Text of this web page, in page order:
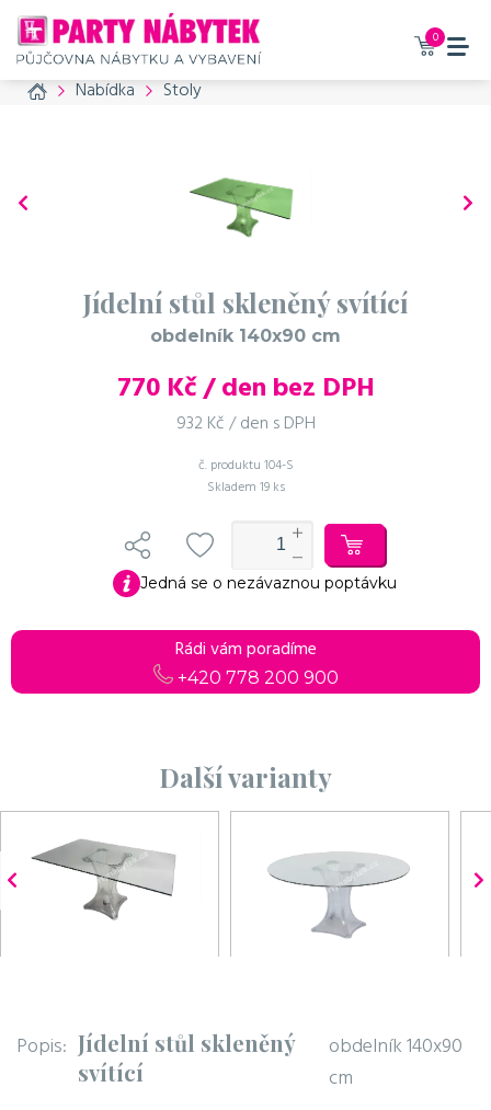
0
Home Nabídka Stoly
Jídelní stůl skleněný svítící
obdelník 140x90 cm
770Kč / den bez DPH
932 Kč / den s DPH
č. produktu 104-S
Skladem 19 ks
Jedná se o nezávaznou poptávku
Rádi vám poradíme
+420 778 200 900
Další varianty
Popis: Jídelní stůl skleněný
svítící
obdelník 140x90
cm